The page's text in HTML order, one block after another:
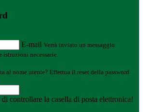
E-mail Verrà inviato un messaggio
necessarie.
al nome utente? Effettua il reset della password
controllare la casella di posta elettronica!